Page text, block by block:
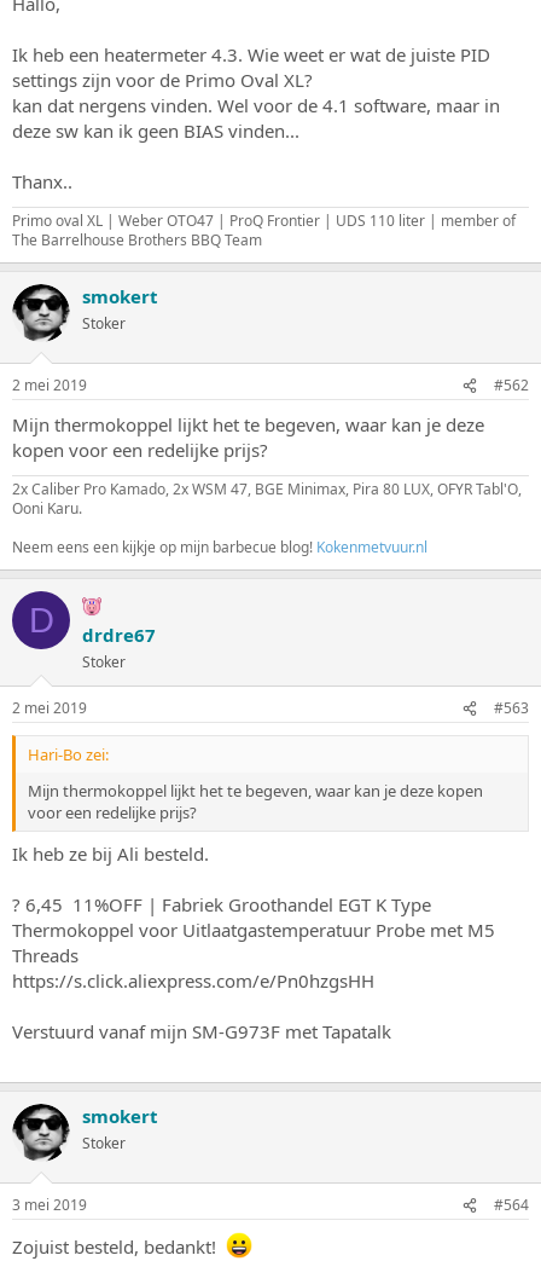
s
a
r
t
r
Ik heb een heatermeter 4.3. Wie weet er wat de juiste PID
settings zijn voor de Primo Oval XL?
kan dat nergens vinden. Wel voor de 4.1 software, maar in
deze sw kan ik geen BIAS vinden...
Thanx..
Primo oval XL | Weber OTO47 | ProQ Frontier | UDS 110 liter | member of
The Barrelhouse Brothers BBQ Team
smokert
Stoker
2 mei 2019 #562
Mijn thermokoppel lijkt het te begeven, waar kan je deze
kopen voor een redelijke prijs?
2x Caliber Pro Kamado, 2x WSM 47, BGE Minimax, Pira 80 LUX, OFYR Tabl'O,
Ooni Karu.
Neem eens een kijkje op mijn barbecue blog! Kokenmetvuur.nl
D drdre67
Stoker
2 mei 2019 #563
Hari-Bo zei:
Mijn thermokoppel lijkt het te begeven, waar kan je deze kopen
voor een redelijke prijs?
Ik heb ze bij Ali besteld.
? 6,45 11%OFF | Fabriek Groothandel EGT K Type
Thermokoppel voor Uitlaatgastemperatuur Probe met M5
Threads
https://s.click.aliexpress.com/e/Pn0hzgsHH
Verstuurd vanaf mijn SM-G973F met Tapatalk
smokert
Stoker
3 mei 2019 #564
Zojuist besteld, bedankt!